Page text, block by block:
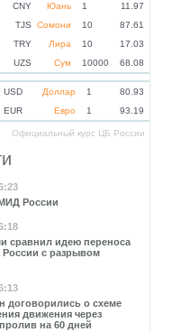
CNY Юань 1
11.97
TJS Сомони 10
87.61
TRY Лира 10
17.03
UZS Сум 10000 68.08
USD Доллар 1
80.93
EUR Евро 1 93.19
Официальный курс ЦБ России
России
сравнил идею переноса
России с разрывом
договорились о схеме
движения через
на 60 дней